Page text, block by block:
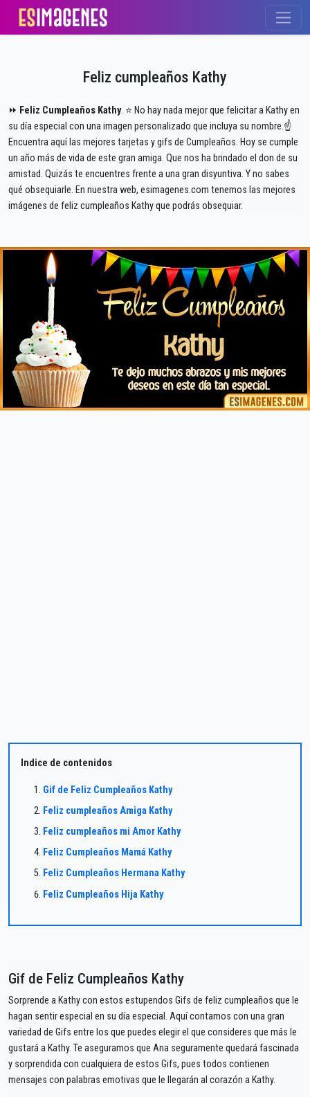
Feliz cumpleaños Kathy
⏩ Feliz Cumpleaños Kathy. ⭐ No hay nada mejor que felicitar a Kathy en
su día especial con una imagen personalizado que incluya su nombre.☝
Encuentra aquí las mejores tarjetas y gifs de Cumpleaños. Hoy se cumple
un año más de vida de este gran amiga. Que nos ha brindado el don de su
amistad. Quizás te encuentres frente a una gran disyuntiva. Y no sabes
qué obsequiarle. En nuestra web, esimagenes.com tenemos las mejores
imágenes de feliz cumpleaños Kathy que podrás obsequiar.
Indice de contenidos
Gif de Feliz Cumpleaños Kathy
Feliz cumpleaños Amiga Kathy
Feliz cumpleaños mi Amor Kathy
Feliz Cumpleaños Mamá Kathy
Feliz Cumpleaños Hermana Kathy
Feliz Cumpleaños Hija Kathy
Gif de Feliz Cumpleaños Kathy
Sorprende a Kathy con estos estupendos Gifs de feliz cumpleaños que le
hagan sentir especial en su día especial. Aquí contamos con una gran
variedad de Gifs entre los que puedes elegir el que consideres que más le
gustará a Kathy. Te aseguramos que Ana seguramente quedará fascinada
y sorprendida con cualquiera de estos Gifs, pues todos contienen
mensajes con palabras emotivas que le llegarán al corazón a Kathy.